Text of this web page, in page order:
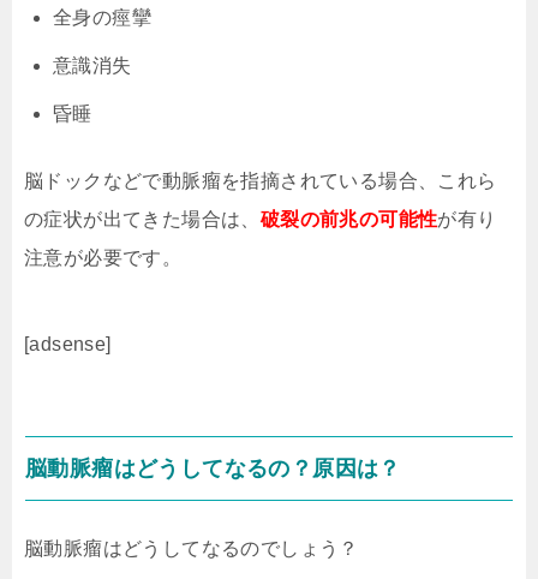
全身の痙攣
意識消失
昏睡
脳ドックなどで動脈瘤を指摘されている場合、これら
の症状が出てきた場合は、 破裂の前兆の可能性が有り
注意が必要です。
[adsense]
脳動脈瘤はどうしてなるの？原因は？
脳動脈瘤はどうしてなるのでしょう？